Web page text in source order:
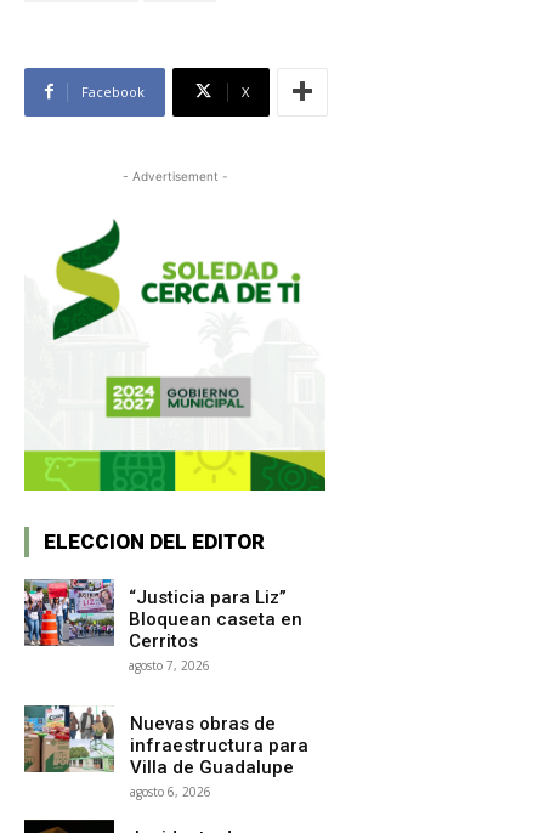
Facebook X
- Advertisement -
ELECCION DEL EDITOR
“Justicia para Liz”
Bloquean caseta en
Cerritos
agosto 7, 2026
Nuevas obras de
infraestructura para
Villa de Guadalupe
agosto 6, 2026